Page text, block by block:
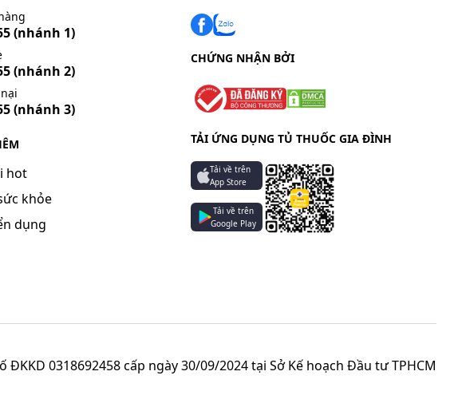
(nhánh 1)
(nhánh 2)
(nhánh 3)
hot
khỏe
dụng
CHỨNG NHẬN BỞI
TẢI ỨNG DỤNG TỦ THUỐC GIA ĐÌNH
Tải về trên
App Store
Tải về trên
Google Play
ĐKKD 0318692458 cấp ngày 30/09/2024 tại Sở Kế hoạch Đầu tư TPHCM